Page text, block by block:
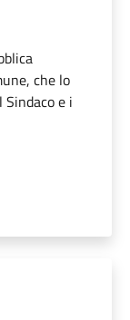
che lo
e i